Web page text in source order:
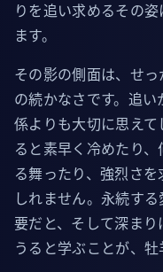
りを追い求めるその
ます。
その影の側面は、せ
の続かなさです。追
係よりも大切に思え
ると素早く冷めたり
る舞ったり、強烈さ
しれません。永続す
要だと、そして深ま
うると学ぶことが、牡